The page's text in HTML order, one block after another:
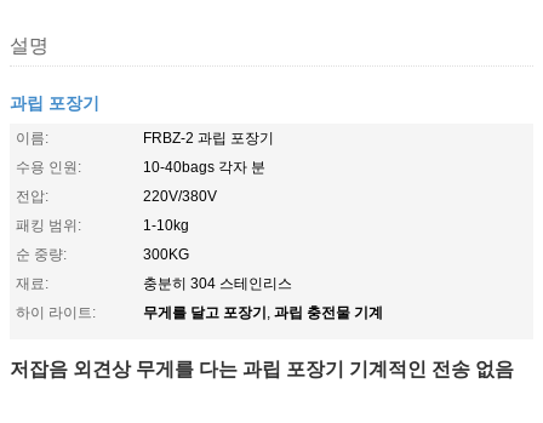
설명
과립 포장기
이름:
FRBZ-2 과립 포장기
수용 인원:
10-40bags 각자 분
전압:
220V/380V
패킹 범위:
1-10kg
순 중량:
300KG
재료:
충분히 304 스테인리스
하이 라이트:
무게를 달고 포장기, 과립 충전물 기계
저잡음 외견상 무게를 다는 과립 포장기 기계적인 전송 없음